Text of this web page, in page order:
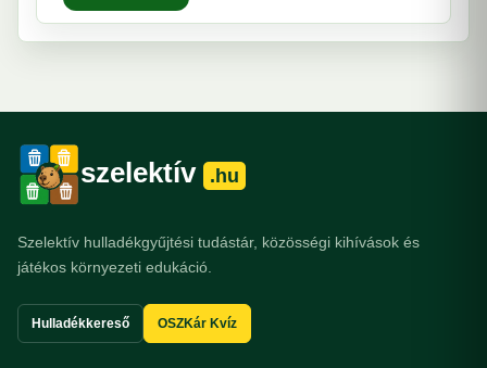
szelektív .hu
Szelektív hulladékgyűjtési tudástár, közösségi kihívások és
játékos környezeti edukáció.
Hulladékkereső OSZKár Kvíz